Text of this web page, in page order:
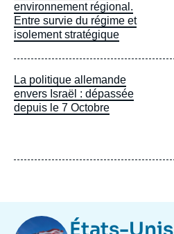
environnement régional.
Entre survie du régime et
isolement stratégique
La politique allemande
envers Israël : dépassée
depuis le 7 Octobre
Image